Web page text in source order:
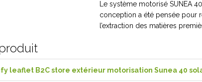
Le système motorisé SUNEA
conception a été pensée pour
l’extraction des matières
leaflet B2C store extérieur motorisation Sunea 40